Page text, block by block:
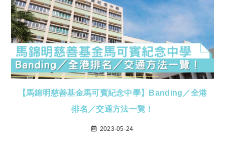
【馬錦明慈善基金馬可賓紀念中學】Banding／全港
排名／交通方法一覽！
2023-05-24